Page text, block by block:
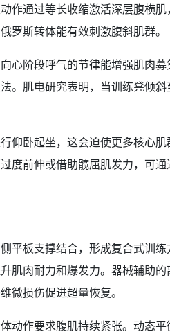
作通过等长收缩激活深层腹横
罗斯转体能有效刺激腹斜肌群。
心阶段呼气的节律能增强肌肉
。肌电研究表明，当训练凳倾斜
仰卧起坐，这会迫使更多核心
度前伸或借助髋屈肌发力，可通
平板支撑结合，形成复合式训
肌肉耐力和爆发力。器械辅助的
微损伤促进超量恢复。
动作要求腹肌持续紧张。动态平